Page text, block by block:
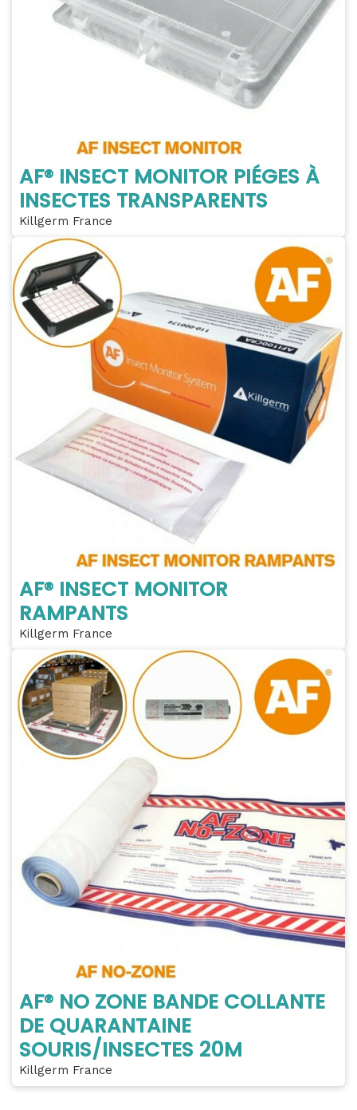
AF® INSECT MONITOR PIÉGES À
INSECTES TRANSPARENTS
Killgerm France
AF® INSECT MONITOR
RAMPANTS
Killgerm France
AF® NO ZONE BANDE COLLANTE
DE QUARANTAINE
SOURIS/INSECTES 20M
Killgerm France